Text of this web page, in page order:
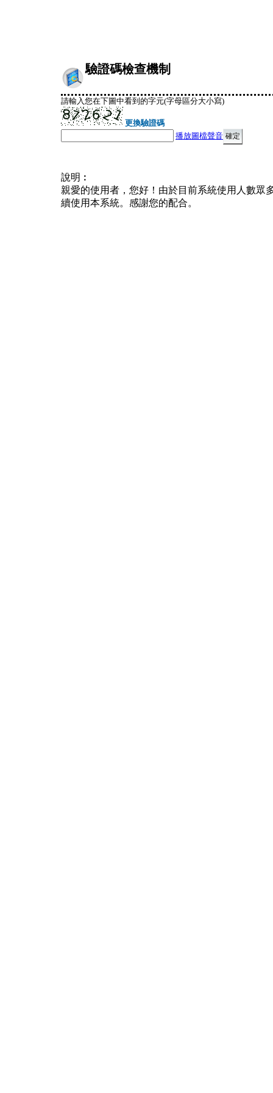
驗證碼檢查機制
請輸入您在下圖中看到的字元(字母區分大小寫)
更換驗證碼
播放圖檔聲音
說明︰
親愛的使用者，您好！由於目前系統使用人數眾
續使用本系統。感謝您的配合。